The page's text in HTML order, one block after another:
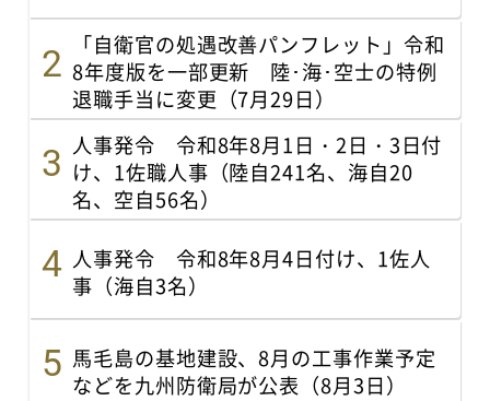
「自衛官の処遇改善パンフレット」令和
8年度版を一部更新 陸･海･空士の特例
退職手当に変更（7月29日）
人事発令 令和8年8月1日・2日・3日付
け、1佐職人事（陸自241名、海自20
名、空自56名）
人事発令 令和8年8月4日付け、1佐人
事（海自3名）
馬毛島の基地建設、8月の工事作業予定
などを九州防衛局が公表（8月3日）